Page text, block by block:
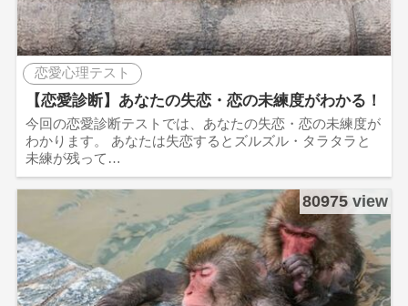
恋愛心理テスト
【恋愛診断】あなたの失恋・恋の未練度がわかる！
今回の恋愛診断テストでは、あなたの失恋・恋の未練度が
わかります。 あなたは失恋するとズルズル・タラタラと
未練が残って…
80975 view